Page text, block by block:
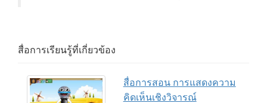
สื่อการเรียนรู้ที่เกี่ยวข้อง
สื่อการสอน การแสดงความ
คิดเห็นเชิงวิจารณ์